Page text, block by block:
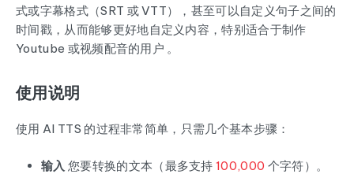
式或字幕格式（SRT 或 VTT），甚至可以自定义句子之间的
时间戳，从而能够更好地自定义内容，特别适合于制作
Youtube 或视频配音的用户 。
使用说明
使用 AI TTS 的过程非常简单，只需几个基本步骤：
输入 您要转换的文本（最多支持100,000 个字符）。